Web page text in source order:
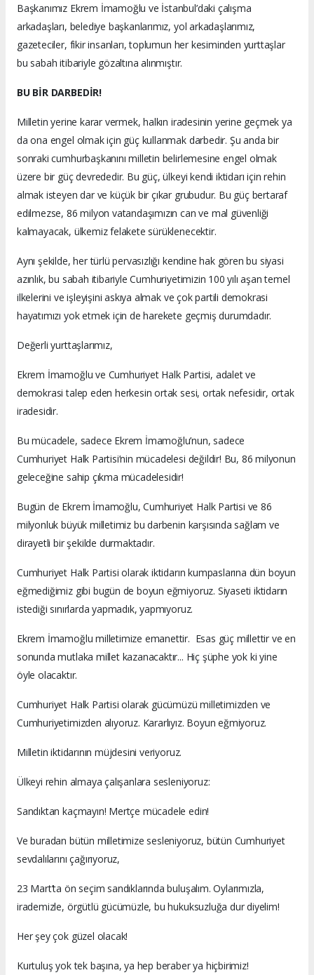
Başkanımız Ekrem İmamoğlu ve İstanbul’daki çalışma
arkadaşları, belediye başkanlarımız, yol arkadaşlarımız,
gazeteciler, fikir insanları, toplumun her kesiminden yurttaşlar
bu sabah itibariyle gözaltına alınmıştır.
BU BİR DARBEDİR!
Milletin yerine karar vermek, halkın iradesinin yerine geçmek ya
da ona engel olmak için güç kullanmak darbedir. Şu anda bir
sonraki cumhurbaşkanını milletin belirlemesine engel olmak
üzere bir güç devrededir. Bu güç, ülkeyi kendi iktidarı için rehin
almak isteyen dar ve küçük bir çıkar grubudur. Bu güç bertaraf
edilmezse, 86 milyon vatandaşımızın can ve mal güvenliği
kalmayacak, ülkemiz felakete sürüklenecektir.
Aynı şekilde, her türlü pervasızlığı kendine hak gören bu siyasi
azınlık, bu sabah itibariyle Cumhuriyetimizin 100 yılı aşan temel
ilkelerini ve işleyişini askıya almak ve çok partili demokrasi
hayatımızı yok etmek için de harekete geçmiş durumdadır.
Değerli yurttaşlarımız,
Ekrem İmamoğlu ve Cumhuriyet Halk Partisi, adalet ve
demokrasi talep eden herkesin ortak sesi, ortak nefesidir, ortak
iradesidir.
Bu mücadele, sadece Ekrem İmamoğlu’nun, sadece
Cumhuriyet Halk Partisi’nin mücadelesi değildir! Bu, 86 milyonun
geleceğine sahip çıkma mücadelesidir!
Bugün de Ekrem İmamoğlu, Cumhuriyet Halk Partisi ve 86
milyonluk büyük milletimiz bu darbenin karşısında sağlam ve
dirayetli bir şekilde durmaktadır.
Cumhuriyet Halk Partisi olarak iktidarın kumpaslarına dün boyun
eğmediğimiz gibi bugün de boyun eğmiyoruz. Siyaseti iktidarın
istediği sınırlarda yapmadık, yapmıyoruz.
Ekrem İmamoğlu milletimize emanettir. Esas güç millettir ve en
sonunda mutlaka millet kazanacaktır... Hiç şüphe yok ki yine
öyle olacaktır.
Cumhuriyet Halk Partisi olarak gücümüzü milletimizden ve
Cumhuriyetimizden alıyoruz. Kararlıyız. Boyun eğmiyoruz.
Milletin iktidarının müjdesini veriyoruz.
Ülkeyi rehin almaya çalışanlara sesleniyoruz:
Sandıktan kaçmayın! Mertçe mücadele edin!
Ve buradan bütün milletimize sesleniyoruz, bütün Cumhuriyet
sevdalılarını çağırıyoruz,
23 Mart’ta ön seçim sandıklarında buluşalım. Oylarımızla,
irademizle, örgütlü gücümüzle, bu hukuksuzluğa dur diyelim!
Her şey çok güzel olacak!
Kurtuluş yok tek başına, ya hep beraber ya hiçbirimiz!